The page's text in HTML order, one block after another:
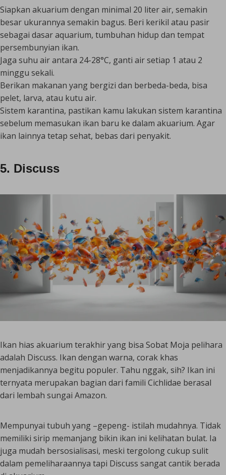
Siapkan akuarium dengan minimal 20 liter air, semakin
besar ukurannya semakin bagus. Beri kerikil atau pasir
sebagai dasar aquarium, tumbuhan hidup dan tempat
persembunyian ikan.
Jaga suhu air antara 24-28°C, ganti air setiap 1 atau 2
minggu sekali.
Berikan makanan yang bergizi dan berbeda-beda, bisa
pelet, larva, atau kutu air.
Sistem karantina, pastikan kamu lakukan sistem karantina
sebelum memasukan ikan baru ke dalam akuarium. Agar
ikan lainnya tetap sehat, bebas dari penyakit.
5. Discuss
Ikan hias akuarium terakhir yang bisa Sobat Moja pelihara
adalah Discuss. Ikan dengan warna, corak khas
menjadikannya begitu populer. Tahu nggak, sih? Ikan ini
ternyata merupakan bagian dari famili Cichlidae berasal
dari lembah sungai Amazon.
Mempunyai tubuh yang –gepeng- istilah mudahnya. Tidak
memiliki sirip memanjang bikin ikan ini kelihatan bulat. Ia
juga mudah bersosialisasi, meski tergolong cukup sulit
dalam pemeliharaannya tapi Discuss sangat cantik berada